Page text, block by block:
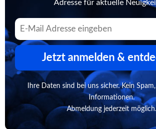
Adresse für aktuelle
Jetzt anmelden &
Ihre Daten sind bei uns sicher. Kein
Informationen.
Abmeldung jederzeit möglich.